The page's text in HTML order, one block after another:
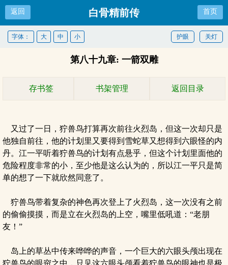
返回 白骨精前传 首页
关灯
护眼
字体： 大 中 小
第八十九章: 一箭双雕
存书签 书架管理 返回目录
又过了一日，狞兽鸟打算再次前往火烈岛，但这一次却只是
他独自前往，他的计划里又要得到雪蛇草又想得到六眼怪的内
丹。江一平听着狞兽鸟的计划有点悬乎，但这个计划里面他的
危险程度非常的小，至少他是这么认为的，所以江一平只是简
单的想了一下就欣然同意了。
狞兽鸟带着复杂的神色再次登上了火烈岛，这一次没有之前
的偷偷摸摸，而是立在火烈岛的上空，嘴里低吼道：“老朋
友！”
岛上的草丛中传来哗哗的声音，一个巨大的六眼头颅出现在
狞兽鸟的眼帘之中，只见这六眼头颅看着狞兽鸟的眼神也是极